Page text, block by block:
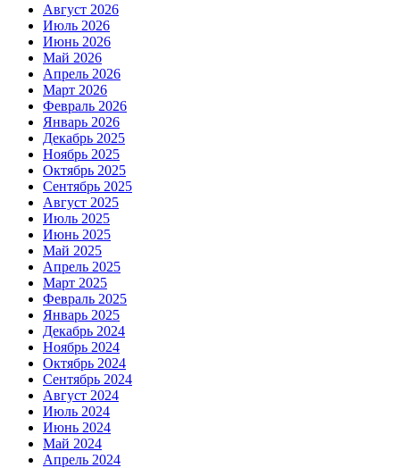
Август 2026
Июль 2026
Июнь 2026
Май 2026
Апрель 2026
Март 2026
Февраль 2026
Январь 2026
Декабрь 2025
Ноябрь 2025
Октябрь 2025
Сентябрь 2025
Август 2025
Июль 2025
Июнь 2025
Май 2025
Апрель 2025
Март 2025
Февраль 2025
Январь 2025
Декабрь 2024
Ноябрь 2024
Октябрь 2024
Сентябрь 2024
Август 2024
Июль 2024
Июнь 2024
Май 2024
Апрель 2024